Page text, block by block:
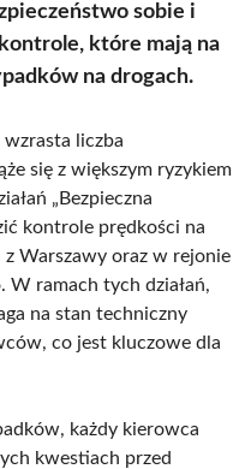
sobie i
które mają na
na drogach.
liczba
się z większym ryzykiem
„Bezpieczna
kontrole prędkości na
Warszawy oraz w rejonie
ramach tych działań,
na stan techniczny
co jest kluczowe dla
każdy kierowca
kwestiach przed